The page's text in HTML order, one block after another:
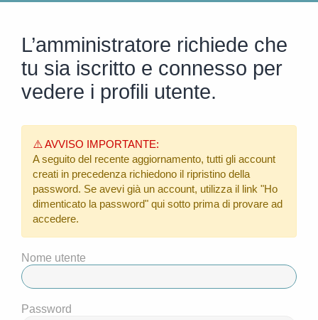
L’amministratore richiede che
tu sia iscritto e connesso per
vedere i profili utente.
⚠️ AVVISO IMPORTANTE:
A seguito del recente aggiornamento, tutti gli account
creati in precedenza richiedono il ripristino della
password. Se avevi già un account, utilizza il link "Ho
dimenticato la password" qui sotto prima di provare ad
accedere.
Nome utente
Password